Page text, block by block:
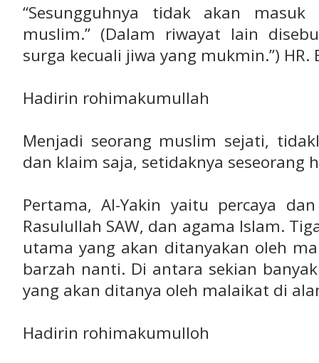
“Sesungguhnya tidak akan
muslim.” (Dalam riwayat lain
surga kecuali jiwa yang mukmin.”)
Hadirin rohimakumullah
Menjadi seorang muslim sejati,
dan klaim saja, setidaknya seseorang
Pertama, Al-Yakin yaitu percaya
Rasulullah SAW, dan agama Islam.
utama yang akan ditanyakan oleh
barzah nanti. Di antara sekian
yang akan ditanya oleh malaikat di
Hadirin rohimakumulloh